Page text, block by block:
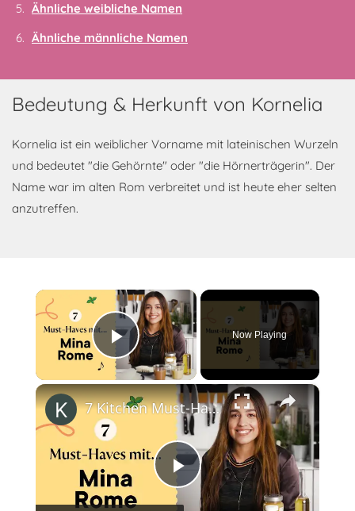
Ähnliche weibliche Namen
Ähnliche männliche Namen
Bedeutung & Herkunft von Kornelia
Kornelia ist ein weiblicher Vorname mit lateinischen Wurzeln
und bedeutet "die Gehörnte" oder "die Hörnerträgerin". Der
Name war im alten Rom verbreitet und ist heute eher selten
anzutreffen.
×
Play Video
Now Playing
×
Play
7 Kitchen Must-Haves (Vegan Edition) mit @Mina_Rome